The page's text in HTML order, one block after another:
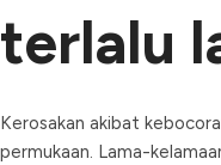
terlalu
Kerosakan akibat
permukaan. Lama-